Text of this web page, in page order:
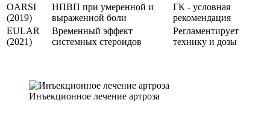
OARSI
(2019)
НПВП при умеренной и
выраженной боли
ГК - условная
рекомендация
EULAR
(2021)
Временный эффект
системных стероидов
Регламентирует
технику и дозы
Инъекционное лечение артроза